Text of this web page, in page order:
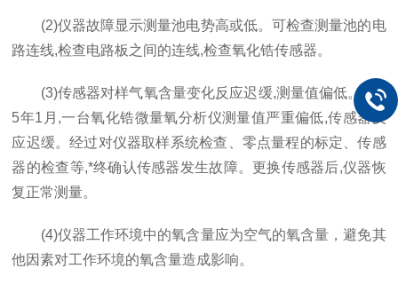
(2)仪器故障显示测量池电势高或低。可检查测量池的电
路连线,检查电路板之间的连线,检查氧化锆传感器。
(3)传感器对样气氧含量变化反应迟缓,测量值偏低。200
5年1月,一台氧化锆微量氧分析仪测量值严重偏低,传感器反
应迟缓。经过对仪器取样系统检查、零点量程的标定、传感
器的检查等,*终确认传感器发生故障。更换传感器后,仪器恢
复正常测量。
(4)仪器工作环境中的氧含量应为空气的氧含量，避免其
他因素对工作环境的氧含量造成影响。